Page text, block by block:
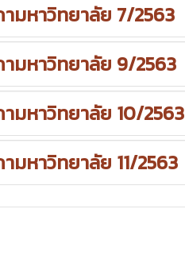
มหาวิทยาลัย 7/2563
มหาวิทยาลัย 9/2563
มหาวิทยาลัย 10/2563
หาวิทยาลัย 11/2563